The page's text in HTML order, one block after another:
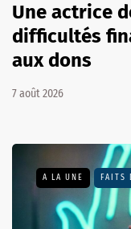
Une actrice
difficultés
aux dons
7 août 2026
A LA UNE FAITS